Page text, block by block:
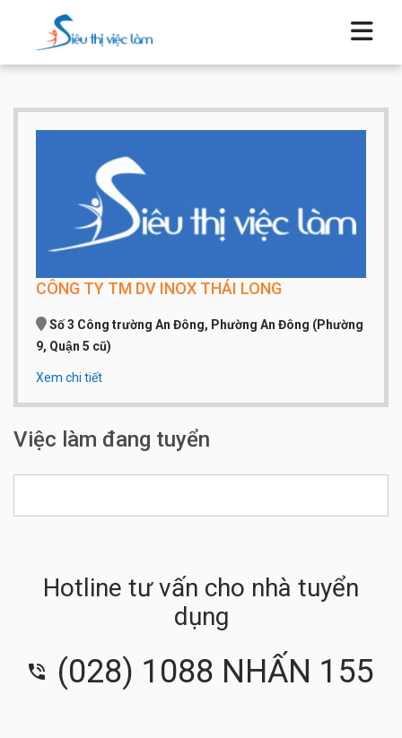
CÔNG TY TM DV INOX THÁI LONG
Số 3 Công trường An Đông, Phường An Đông (Phường
9, Quận 5 cũ)
Qui mô công ty:
Số điện thoại:0902009738 – Anh Nguyễn Tài
Xem chi tiết
Việc làm đang tuyển
Hotline tư vấn cho nhà tuyển
dụng
(028) 1088 NHẤN 155